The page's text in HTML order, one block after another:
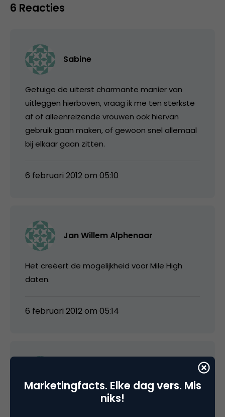
6 Reacties
Sabine
Getuige de uiterst charmante manier van
uitleggen hierboven, vraag ik me ten sterkste
af of alleenreizende vrouwen ook hiervan
gebruik gaan maken, of gewoon snel allemaal
bij elkaar gaan zitten.
6 februari 2012 om 05:10
Jan Willem Alphenaar
Het creëert de mogelijkheid voor Mile High
daten.
6 februari 2012 om 05:14
Leuk concept! Mochten ze het invoeren op de
Marketingfacts. Elke dag vers. Mis
niks!